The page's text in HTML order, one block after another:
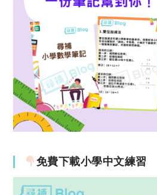
免費下載小學中文練習